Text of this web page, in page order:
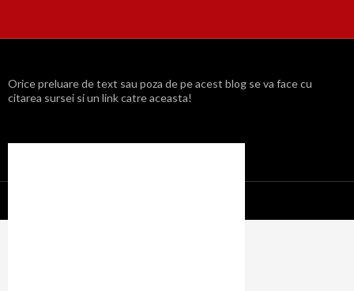
Orice preluare de text sau poza de pe acest blog se va face cu
citarea sursei si un link catre aceasta!